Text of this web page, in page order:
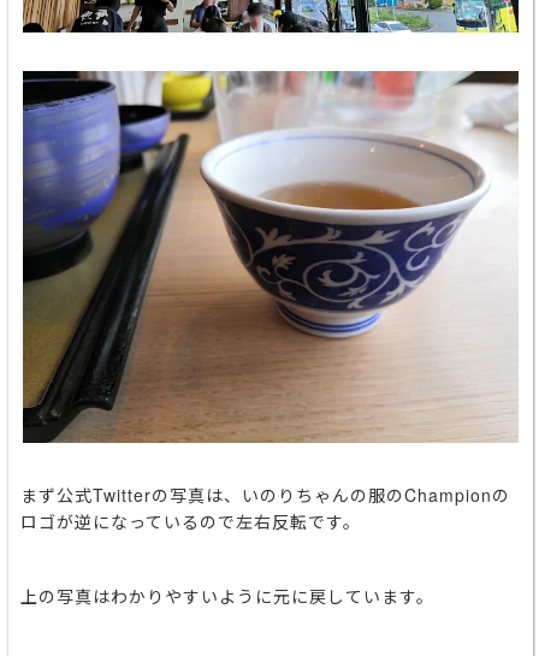
まず公式Twitterの写真は、いのりちゃんの服のChampionの
ロゴが逆になっているので左右反転です。
上の写真はわかりやすいように元に戻しています。